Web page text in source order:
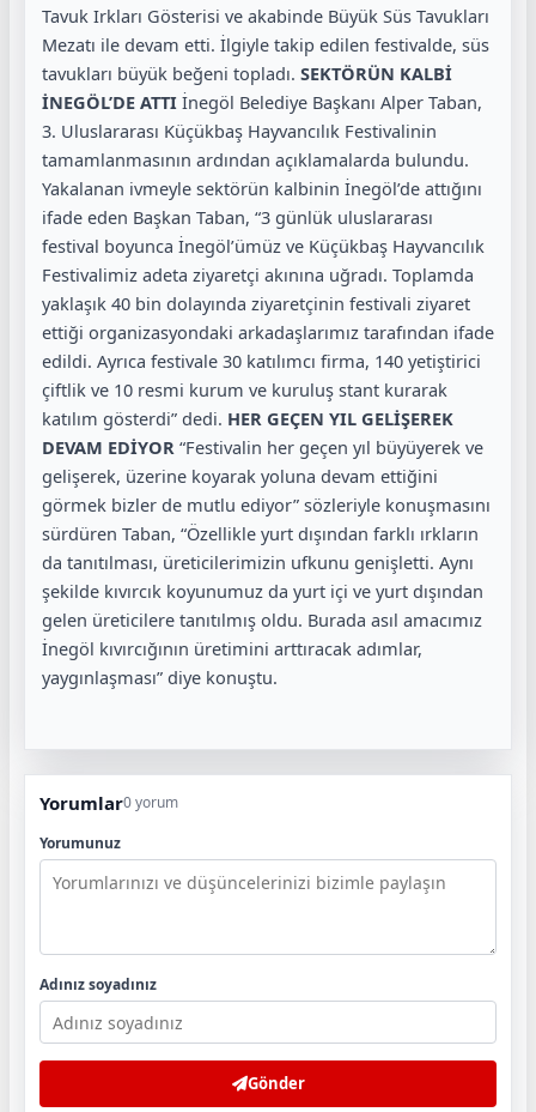
Tavuk Irkları Gösterisi ve akabinde Büyük Süs Tavukları
Mezatı ile devam etti. İlgiyle takip edilen festivalde, süs
tavukları büyük beğeni topladı. SEKTÖRÜN KALBİ
İNEGÖL’DE ATTI İnegöl Belediye Başkanı Alper Taban,
3. Uluslararası Küçükbaş Hayvancılık Festivalinin
tamamlanmasının ardından açıklamalarda bulundu.
Yakalanan ivmeyle sektörün kalbinin İnegöl’de attığını
ifade eden Başkan Taban, “3 günlük uluslararası
festival boyunca İnegöl’ümüz ve Küçükbaş Hayvancılık
Festivalimiz adeta ziyaretçi akınına uğradı. Toplamda
yaklaşık 40 bin dolayında ziyaretçinin festivali ziyaret
ettiği organizasyondaki arkadaşlarımız tarafından ifade
edildi. Ayrıca festivale 30 katılımcı firma, 140 yetiştirici
çiftlik ve 10 resmi kurum ve kuruluş stant kurarak
katılım gösterdi” dedi. HER GEÇEN YIL GELİŞEREK
DEVAM EDİYOR “Festivalin her geçen yıl büyüyerek ve
gelişerek, üzerine koyarak yoluna devam ettiğini
görmek bizler de mutlu ediyor” sözleriyle konuşmasını
sürdüren Taban, “Özellikle yurt dışından farklı ırkların
da tanıtılması, üreticilerimizin ufkunu genişletti. Aynı
şekilde kıvırcık koyunumuz da yurt içi ve yurt dışından
gelen üreticilere tanıtılmış oldu. Burada asıl amacımız
İnegöl kıvırcığının üretimini arttıracak adımlar,
yaygınlaşması” diye konuştu.
Yorumlar0 yorum
Yorumunuz
Adınız soyadınız
Gönder